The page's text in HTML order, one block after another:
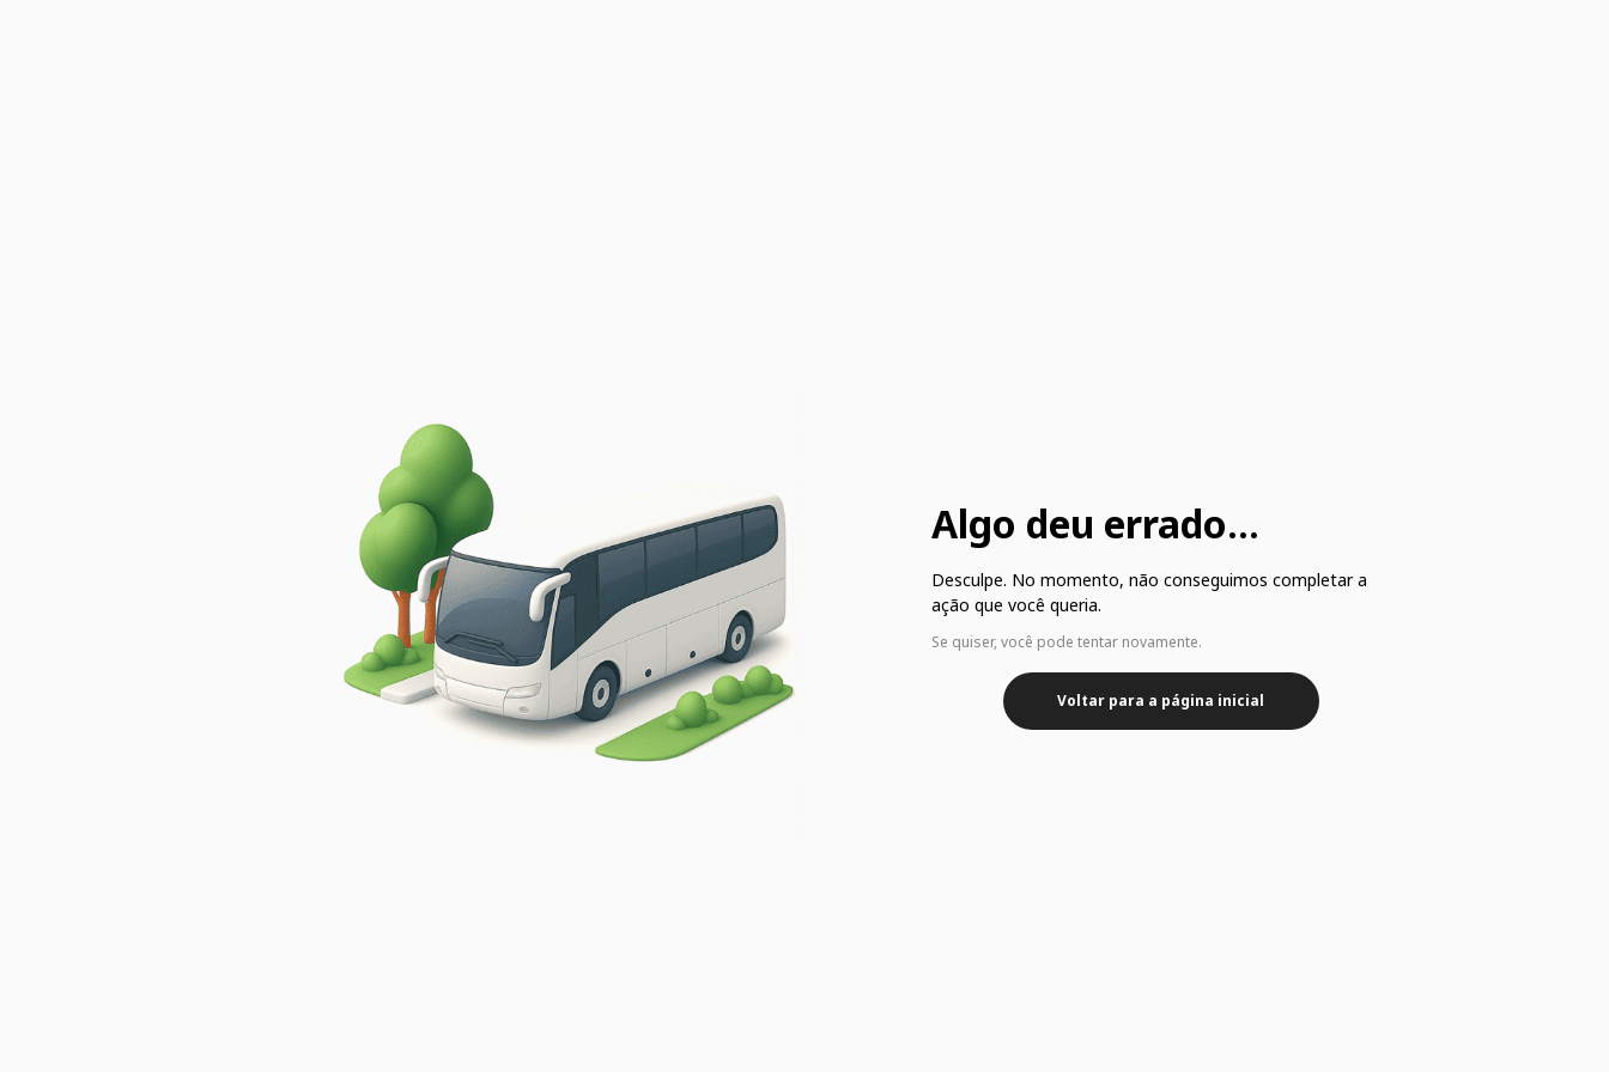
Algo deu errado...
Desculpe. No momento, não conseguimos completar a
ação que você queria.
Se quiser, você pode tentar novamente.
Voltar para a página inicial